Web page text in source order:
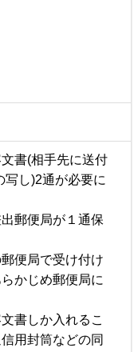
書(相手先に送付
写し)2通が必要に
郵便局が１通保
便局で受け付け
かじめ郵便局に
書しか入れるこ
用封筒などの同